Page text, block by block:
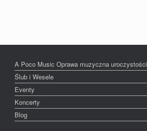
A Poco Music Oprawa muzyczna uroczystości
Ślub i Wesele
Eventy
Koncerty
Blog